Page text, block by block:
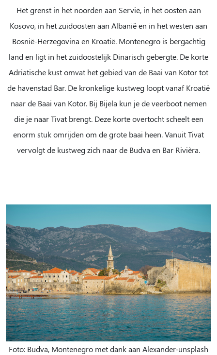
Het grenst in het noorden aan Servië, in het oosten aan
Kosovo, in het zuidoosten aan Albanië en in het westen aan
Bosnië-Herzegovina en Kroatië. Montenegro is bergachtig
land en ligt in het zuidoostelijk Dinarisch gebergte. De korte
Adriatische kust omvat het gebied van de Baai van Kotor tot
de havenstad Bar. De kronkelige kustweg loopt vanaf Kroatië
naar de Baai van Kotor. Bij Bijela kun je de veerboot nemen
die je naar Tivat brengt. Deze korte overtocht scheelt een
enorm stuk omrijden om de grote baai heen. Vanuit Tivat
vervolgt de kustweg zich naar de Budva en Bar Rivièra.
Foto: Budva, Montenegro met dank aan Alexander-unsplash